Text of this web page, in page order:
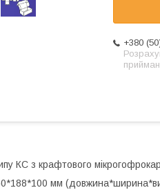
+380
КС з крафтового
мм